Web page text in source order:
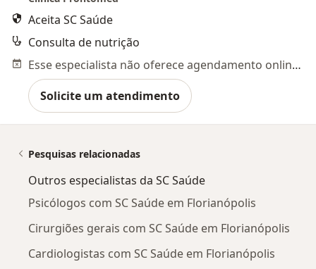
Aceita SC Saúde
Consulta de nutrição
Esse especialista não oferece agendamento online para esse endereço.
Solicite um atendimento
Pesquisas relacionadas
Outros especialistas da SC Saúde
Psicólogos com SC Saúde em Florianópolis
Cirurgiões gerais com SC Saúde em Florianópolis
Cardiologistas com SC Saúde em Florianópolis